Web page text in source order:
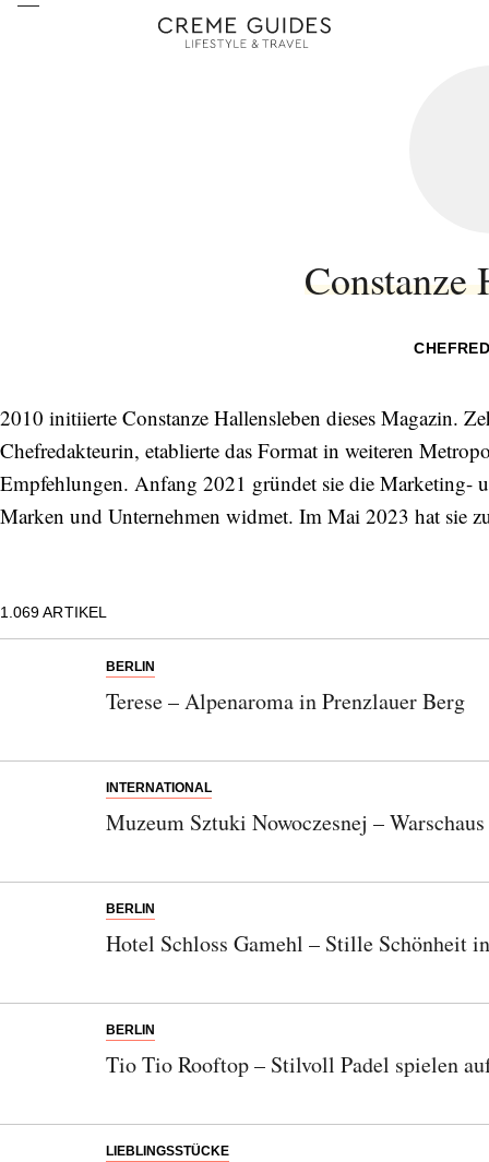
Constanze
2010 initiierte Constanze Hallensleben dieses Magazin.
Chefredakteurin, etablierte das Format in weiteren
Empfehlungen. Anfang 2021 gründet sie die Marketing-
Marken und Unternehmen widmet. Im Mai 2023 hat sie
1.069ARTIKEL
BERLIN
Terese – Alpenaroma in Prenzlauer Berg
INTERNATIONAL
Muzeum Sztuki Nowoczesnej –
BERLIN
Hotel Schloss Gamehl – Stille Schönheit
BERLIN
Tio Tio Rooftop – Stilvoll Padel spielen
LIEBLINGSSTÜCKE